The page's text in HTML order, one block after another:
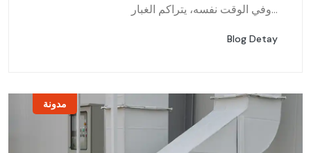
وفي الوقت نفسه، يتراكم الغبار...
Blog Detay
مدونة